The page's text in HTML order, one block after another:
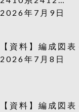
2026年7月9日
【資料】編成図
2026年7月8日
【資料】編成図